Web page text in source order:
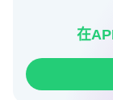
在